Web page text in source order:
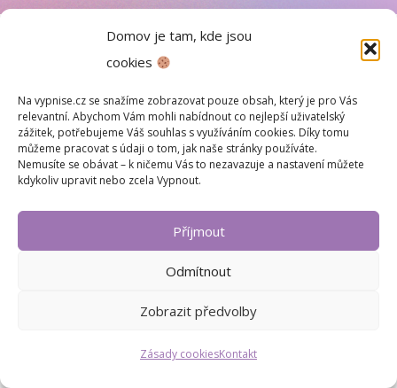
Domov je tam, kde jsou
cookies
Na vypnise.cz se snažíme zobrazovat pouze obsah, který je pro Vás
relevantní. Abychom Vám mohli nabídnout co nejlepší uživatelský
zážitek, potřebujeme Váš souhlas s využíváním cookies. Díky tomu
můžeme pracovat s údaji o tom, jak naše stránky používáte.
Nemusíte se obávat – k ničemu Vás to nezavazuje a nastavení můžete
kdykoliv upravit nebo zcela Vypnout.
Příjmout
Odmítnout
Zobrazit předvolby
Zásady cookiesKontakt